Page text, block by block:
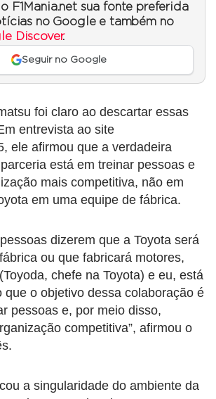
F1Mania.net sua fonte preferida
no Google e também no
Discover.
Seguir no Google
foi claro ao descartar essas
entrevista ao site
ele afirmou que a verdadeira
está em treinar pessoas e
mais competitiva, não em
em uma equipe de fábrica.
dizerem que a Toyota será
ou que fabricará motores,
chefe na Toyota) e eu, está
que o objetivo dessa colaboração é
pessoas e, por meio disso,
competitiva”, afirmou o
a singularidade do ambiente da